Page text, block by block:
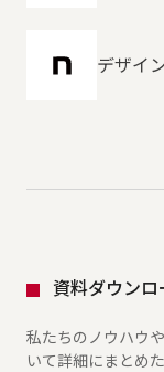
デザイ
資料ダウンロ
私たちのノウハウ
いて詳細にまとめ